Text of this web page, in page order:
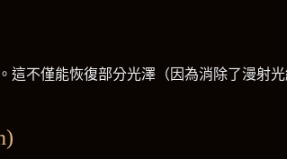
不僅能恢復部分光澤（因為消除了漫射